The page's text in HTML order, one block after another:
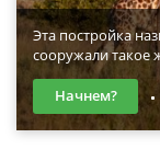
Эта постройка
сооружали такое
Начнем?